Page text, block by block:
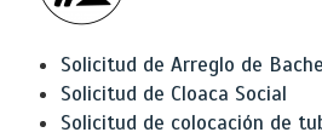
Solicitud de Arreglo de
Solicitud de Cloaca Social
Solicitud de colocación de